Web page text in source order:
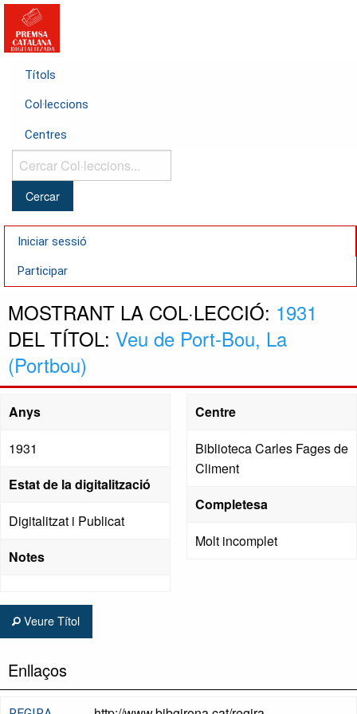
Títols
Col·leccions
Centres
Cercar
Col·leccions...
Iniciar sessió
Participar
MOSTRANT LA COL·LECCIÓ: 1931
DEL TÍTOL: Veu de Port-Bou, La
(Portbou)
Anys
1931
Estat de la digitalització
Digitalitzat i Publicat
Notes
Centre
Biblioteca Carles Fages de
Climent
Completesa
Molt incomplet
Veure Títol
Enllaços